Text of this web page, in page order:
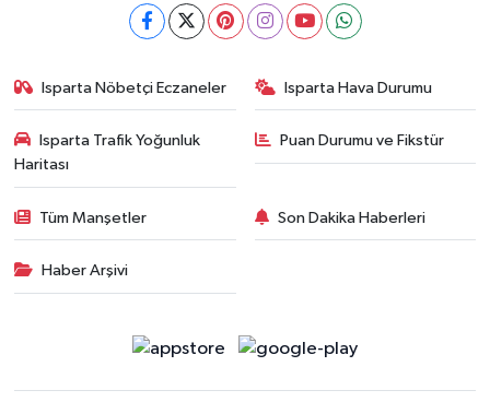
Isparta Nöbetçi Eczaneler Isparta Hava Durumu
Isparta Trafik Yoğunluk
Haritası
Puan Durumu ve Fikstür
Tüm Manşetler Son Dakika Haberleri
Haber Arşivi